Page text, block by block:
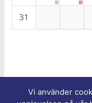
31
Upphovsrätt ©
Vi använder